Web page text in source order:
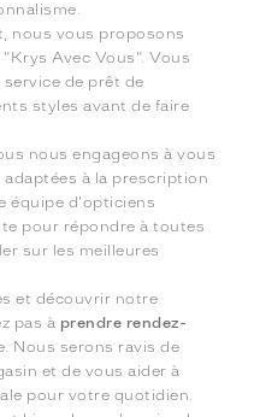
nous vous proposons
Avec Vous". Vous
de prêt de
styles avant de faire
nous engageons à vous
à la prescription
équipe d'opticiens
pour répondre à toutes
sur les meilleures
et découvrir notre
pas à prendre rendez-
Nous serons ravis de
et de vous aider à
pour votre quotidien.